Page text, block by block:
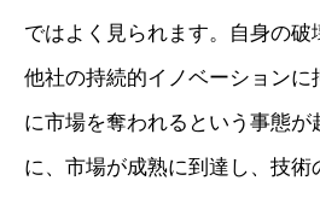
ではよく見られます。自身の
他社の持続的イノベーションに
に市場を奪われるという事態が
に、市場が成熟に到達し、技術